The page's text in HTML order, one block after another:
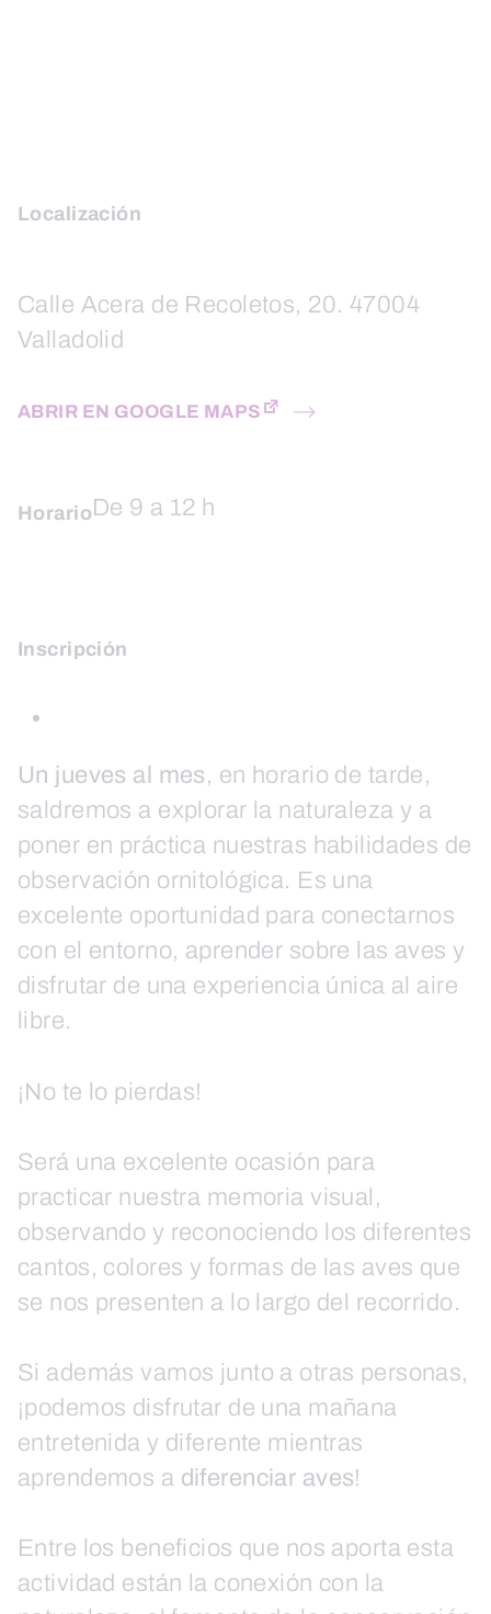
Localización
Calle Acera de Recoletos, 20. 47004
Valladolid
ABRIR EN GOOGLE MAPS
HorarioDe 9 a 12 h
Inscripción
Un jueves al mes, en horario de tarde,
saldremos a explorar la naturaleza y a
poner en práctica nuestras habilidades de
observación ornitológica. Es una
excelente oportunidad para conectarnos
con el entorno, aprender sobre las aves y
disfrutar de una experiencia única al aire
libre.
¡No te lo pierdas!
Será una excelente ocasión para
practicar nuestra memoria visual,
observando y reconociendo los diferentes
cantos, colores y formas de las aves que
se nos presenten a lo largo del recorrido.
Si además vamos junto a otras personas,
¡podemos disfrutar de una mañana
entretenida y diferente mientras
aprendemos a diferenciar aves!
Entre los beneficios que nos aporta esta
actividad están la conexión con la